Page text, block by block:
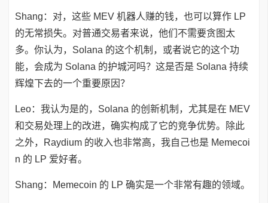
Shang：对，这些 MEV 机器人赚的钱，也可以算作 LP
的无常损失。对普通交易者来说，他们不需要贪图太
多。你认为，Solana 的这个机制，或者说它的这个功
能，会成为 Solana 的护城河吗？这是否是 Solana 持续
辉煌下去的一个重要原因？
Leo：我认为是的，Solana 的创新机制，尤其是在 MEV
和交易处理上的改进，确实构成了它的竞争优势。除此
之外，Raydium 的收入也非常高，我自己也是 Memecoi
n 的 LP 爱好者。
Shang：Memecoin 的 LP 确实是一个非常有趣的领域。